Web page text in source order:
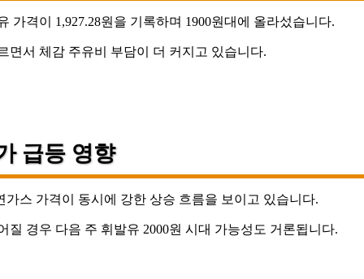
가격이 1,927.28원을 기록하며 1900원대에 올라섰습니다.
면서 체감 주유비 부담이 더 커지고 있습니다.
급등 영향
스 가격이 동시에 강한 상승 흐름을 보이고 있습니다.
질 경우 다음 주 휘발유 2000원 시대 가능성도 거론됩니다.